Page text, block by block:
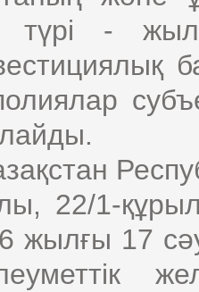
түрі -
22/1-
17